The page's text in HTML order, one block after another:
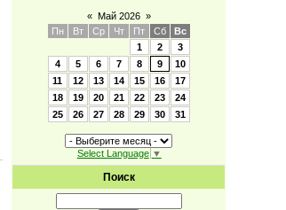
« Май 2026 »
Пн
Вт Ср Чт Пт Сб
Вс
1
2
3
4
5 6 7 8 9
10
11
12 13 14 15 16
17
18
19 20 21 22 23
24
25
26 27 28 29 30 31
Select Language ▼
Поиск